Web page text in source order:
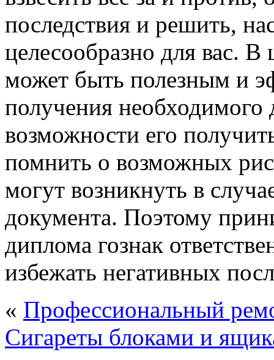
последствия и решить,
целесообразно для вас.
может быть полезным и
получения необходимого
возможности его
помнить о возможных
могут возникнуть в
документа. Поэтому
диплома гознак
избежать негативных
« Профессиональный
Сигареты блоками и